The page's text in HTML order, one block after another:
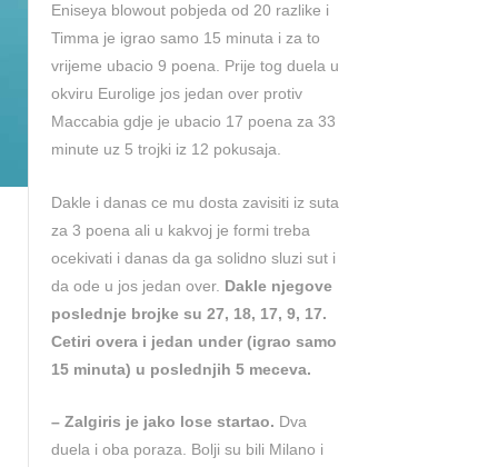
Eniseya blowout pobjeda od 20 razlike i
Timma je igrao samo 15 minuta i za to
vrijeme ubacio 9 poena. Prije tog duela u
okviru Eurolige jos jedan over protiv
Maccabia gdje je ubacio 17 poena za 33
minute uz 5 trojki iz 12 pokusaja.
Dakle i danas ce mu dosta zavisiti iz suta
za 3 poena ali u kakvoj je formi treba
ocekivati i danas da ga solidno sluzi sut i
da ode u jos jedan over. Dakle njegove
poslednje brojke su 27, 18, 17, 9, 17.
Cetiri overa i jedan under (igrao samo
15 minuta) u poslednjih 5 meceva.
– Zalgiris je jako lose startao. Dva
duela i oba poraza. Bolji su bili Milano i